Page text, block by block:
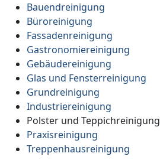
Bauendreinigung
Büroreinigung
Fassadenreinigung
Gastronomiereinigung
Gebäudereinigung
Glas und Fensterreinigung
Grundreinigung
Industriereinigung
Polster und Teppichreinigung
Praxisreinigung
Treppenhausreinigung